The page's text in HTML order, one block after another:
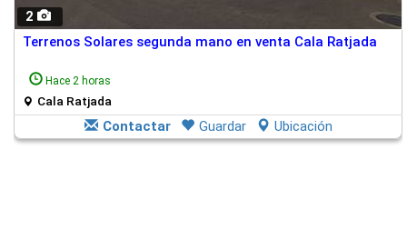
2
Terrenos Solares segunda mano en venta Cala Ratjada
Hace 2 horas
Cala Ratjada
Contactar Guardar Ubicación